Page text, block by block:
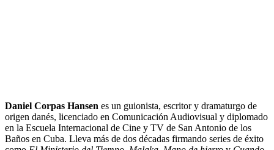
Daniel Corpas Hansen es un guionista, escritor y dramaturgo de
origen danés, licenciado en Comunicación Audiovisual y diplomado
en la Escuela Internacional de Cine y TV de San Antonio de los
Baños en Cuba. Lleva más de dos décadas firmando series de éxito